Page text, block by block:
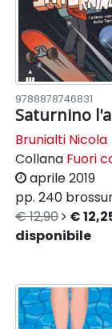
9788878746831
Saturnino
Brunialti Nicola
Collana Fuori
aprile 2019
pp. 240
€ 12,90
€
disponibile